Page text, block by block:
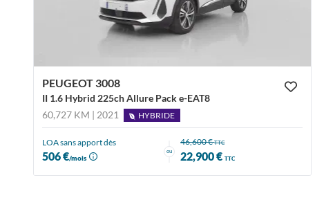
PEUGEOT 3008
II 1.6 Hybrid 225ch Allure Pack e-EAT8
60,727 KM | 2021
HYBRIDE
LOA sans apport dès
506 €/mois
ou
46,600 €TTC
22,900 €TTC